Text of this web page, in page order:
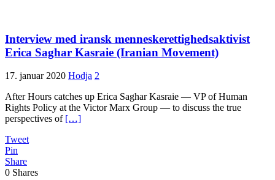
Interview med iransk menneskerettighedsaktivist
Erica Saghar Kasraie (Iranian Movement)
17. januar 2020 Hodja 2
After Hours catches up Erica Saghar Kasraie — VP of Human
Rights Policy at the Victor Marx Group — to discuss the true
perspectives of […]
Tweet
Pin
Share
0 Shares